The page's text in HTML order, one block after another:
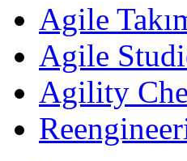
Agile
Agile
Agility